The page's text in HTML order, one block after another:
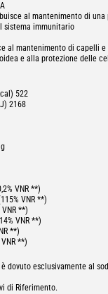
al mantenimento di
sistema immunitario
al mantenimento di capelli
e alla protezione delle
522
2168
VNR **)
VNR **)
**)
VNR **)
**)
**)
dovuto esclusivamente al
di Riferimento.